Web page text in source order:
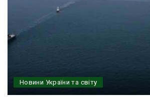
Новини України та світу